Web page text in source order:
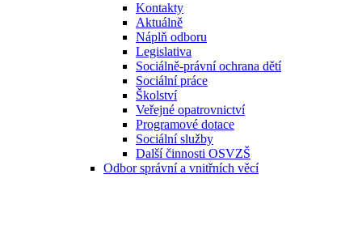
Kontakty
Aktuálně
Náplň odboru
Legislativa
Sociálně-právní ochrana dětí
Sociální práce
Školství
Veřejné opatrovnictví
Programové dotace
Sociální služby
Další činnosti OSVZŠ
Odbor správní a vnitřních věcí